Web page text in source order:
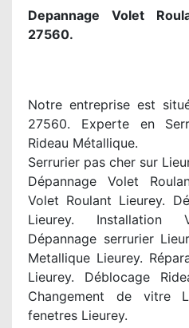
Depannage Volet
27560.
Notre entreprise est
27560. Experte en
Rideau Métallique.
Serrurier pas cher sur
Dépannage Volet
Volet Roulant Lieurey.
Lieurey. Installation
Dépannage serrurier
Metallique Lieurey.
Lieurey. Déblocage
Changement de vitre
fenetres Lieurey.